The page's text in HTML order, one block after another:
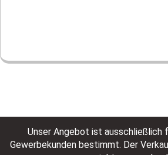
Unser Angebot ist ausschließlich
Gewerbekunden bestimmt. Der